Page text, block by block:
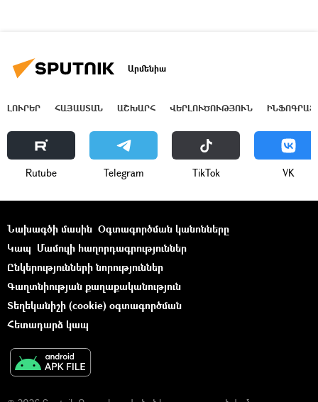
Արմենիա
ԼՈՒՐԵՐ ՀԱՅԱՍՏԱՆ ԱՇԽԱՐՀ ՎԵՐԼՈՒԾՈՒԹՅՈՒՆ
Rutube Telegram ТikТоk VK
Նախագծի մասին Օգտագործման կանոնները
Կապ Մամուլի հաղորդագրություններ
Ընկերությունների նորություններ
Գաղտնիության քաղաքականություն
Տեղեկանիշի (cookie) օգտագործման
Հետադարձ կապ